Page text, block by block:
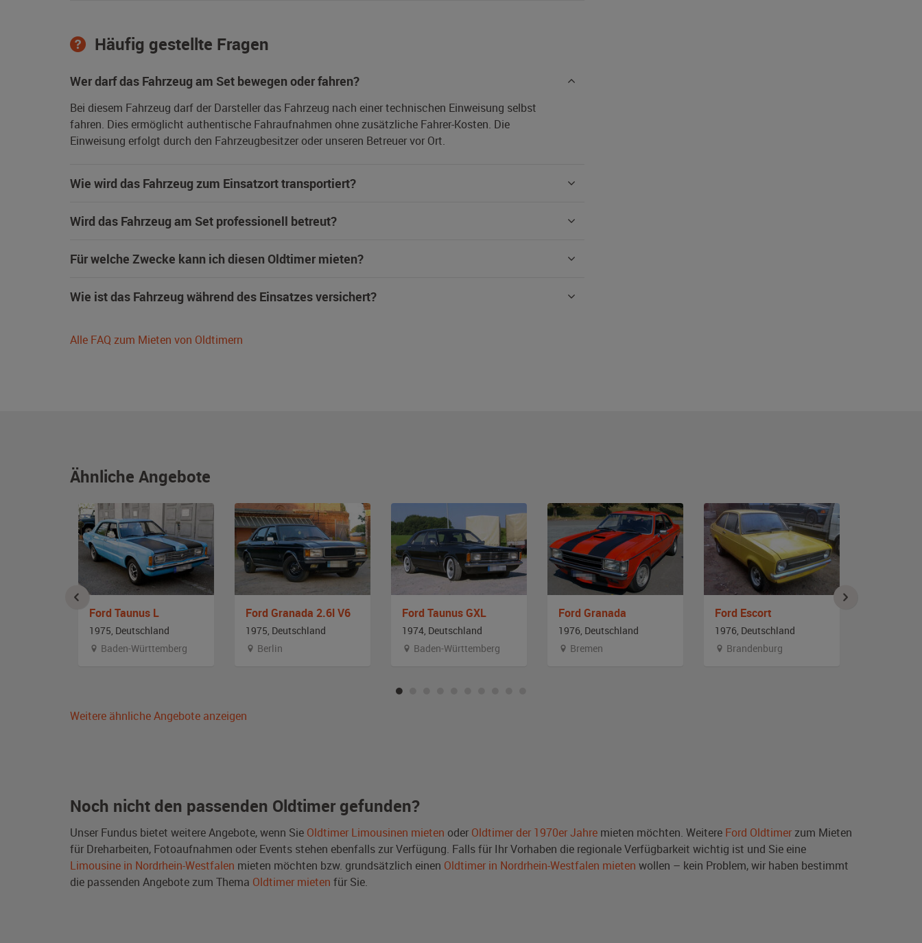
Häufig gestellte Fragen
Wer darf das Fahrzeug am Set bewegen oder fahren?
Bei diesem Fahrzeug darf der Darsteller das Fahrzeug nach einer technischen Einweisung selbst
fahren. Dies ermöglicht authentische Fahraufnahmen ohne zusätzliche Fahrer-Kosten. Die
Einweisung erfolgt durch den Fahrzeugbesitzer oder unseren Betreuer vor Ort.
Wie wird das Fahrzeug zum Einsatzort transportiert?
Wird das Fahrzeug am Set professionell betreut?
Für welche Zwecke kann ich diesen Oldtimer mieten?
Wie ist das Fahrzeug während des Einsatzes versichert?
Alle FAQ zum Mieten von Oldtimern
Ähnliche Angebote
Ford Taunus L
1975, Deutschland
Baden-Württemberg
Ford Granada 2.6l V6
1975, Deutschland
Berlin
Ford Taunus GXL
1974, Deutschland
Baden-Württemberg
Ford Granada
1976, Deutschland
Bremen
Ford Escort
1976, Deutschland
Brandenburg
Weitere ähnliche Angebote anzeigen
Noch nicht den passenden Oldtimer gefunden?
Unser Fundus bietet weitere Angebote, wenn Sie Oldtimer Limousinen mieten oder Oldtimer der 1970er Jahre mieten möchten. Weitere Ford Oldtimer zum Mieten
für Dreharbeiten, Fotoaufnahmen oder Events stehen ebenfalls zur Verfügung. Falls für Ihr Vorhaben die regionale Verfügbarkeit wichtig ist und Sie eine
Limousine in Nordrhein-Westfalen mieten möchten bzw. grundsätzlich einen Oldtimer in Nordrhein-Westfalen mieten wollen – kein Problem, wir haben bestimmt
die passenden Angebote zum Thema Oldtimer mieten für Sie.